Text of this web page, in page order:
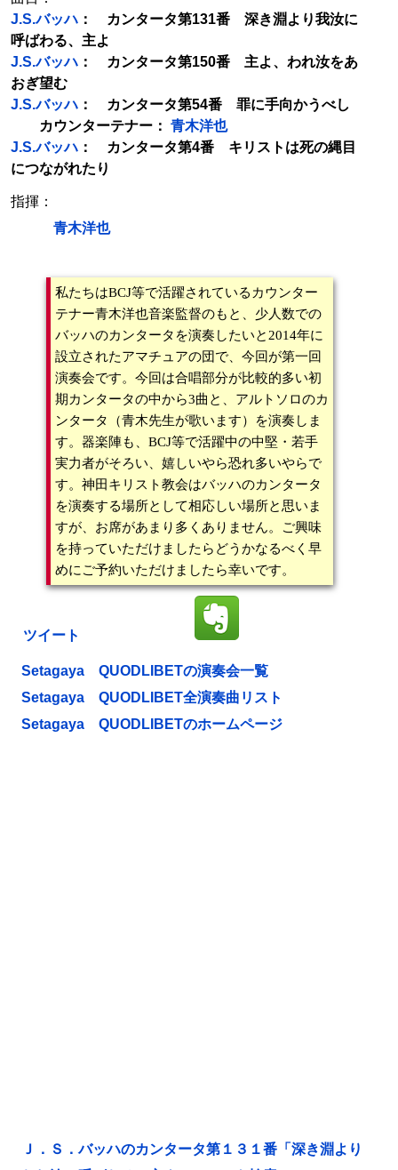
J.S.バッハ ： カンタータ第131番 深き淵より我汝に
呼ばわる、主よ
J.S.バッハ ： カンタータ第150番 主よ、われ汝をあ
おぎ望む
J.S.バッハ ： カンタータ第54番 罪に手向かうべし
カウンターテナー： 青木洋也
J.S.バッハ ： カンタータ第4番 キリストは死の縄目
につながれたり
指揮：
青木洋也
私たちはBCJ等で活躍されているカウンター
テナー青木洋也音楽監督のもと、少人数での
バッハのカンタータを演奏したいと2014年に
設立されたアマチュアの団で、今回が第一回
演奏会です。今回は合唱部分が比較的多い初
期カンタータの中から3曲と、アルトソロのカ
ンタータ（青木先生が歌います）を演奏しま
す。器楽陣も、BCJ等で活躍中の中堅・若手
実力者がそろい、嬉しいやら恐れ多いやらで
す。神田キリスト教会はバッハのカンタータ
を演奏する場所として相応しい場所と思いま
すが、お席があまり多くありません。ご興味
を持っていただけましたらどうかなるべく早
めにご予約いただけましたら幸いです。
ツイート
Setagaya QUODLIBETの演奏会一覧
Setagaya QUODLIBET全演奏曲リスト
Setagaya QUODLIBETのホームページ
Ｊ．Ｓ．バッハのカンタータ第１３１番「深き淵より